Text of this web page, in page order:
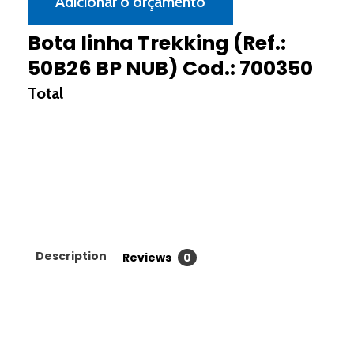
Bota linha Trekking (Ref.:
50B26 BP NUB) Cod.: 700350
Description Reviews 0